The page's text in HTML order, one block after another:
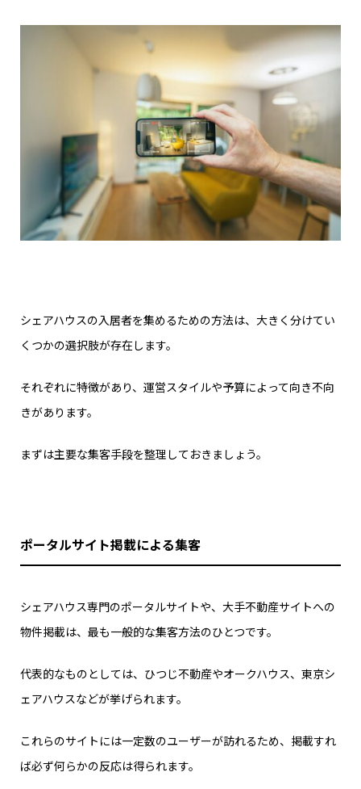
シェアハウスの入居者を集めるための方法は、大きく分けてい
くつかの選択肢が存在します。
それぞれに特徴があり、運営スタイルや予算によって向き不向
きがあります。
まずは主要な集客手段を整理しておきましょう。
ポータルサイト掲載による集客
シェアハウス専門のポータルサイトや、大手不動産サイトへの
物件掲載は、最も一般的な集客方法のひとつです。
代表的なものとしては、ひつじ不動産やオークハウス、東京シ
ェアハウスなどが挙げられます。
これらのサイトには一定数のユーザーが訪れるため、掲載すれ
ば必ず何らかの反応は得られます。